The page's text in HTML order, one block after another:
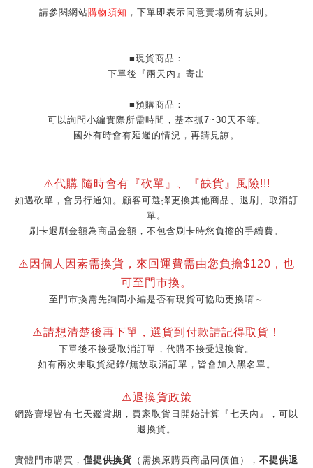
請參閱網站購物須知 ，下單即表示同意賣場所有規則。
■現貨商品：
下單後『兩天內』寄出
■預購商品：
可以詢問小編實際所需時間，基本抓7~30天不等。
國外有時會有延遲的情況，再請見諒。
⚠️代購 隨時會有『砍單』、『缺貨』風險!!!
如遇砍單，會另行通知。顧客可選擇更換其他商品、退刷、取消訂
單。
刷卡退刷金額為商品金額，不包含刷卡時您負擔的手續費。
⚠️因個人因素需換貨，來回運費需由您負擔$120，也
可至門市換。
至門市換需先詢問小編是否有現貨可協助更換唷～
⚠️請想清楚後再下單，選貨到付款請記得取貨！
下單後不接受取消訂單，代購不接受退換貨。
如有兩次未取貨紀錄/無故取消訂單，皆會加入黑名單。
⚠️退換貨政策
網路賣場皆有七天鑑賞期，買家取貨日開始計算『七天內』，可以
退換貨。
實體門市購買， 僅提供換貨 （需換原購買商品同價值）， 不提供退